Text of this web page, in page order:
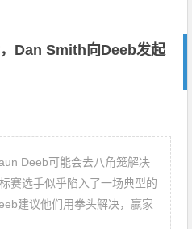
Dan Smith向Deeb发起
Deeb可能会去八角笼解决
赛选手似乎陷入了一场典型的
建议他们用拳头解决，赢家